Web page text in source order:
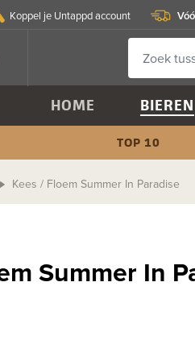
Koppel je Untappd account
HOME BIEREN
TOP 10
Kees / Floem Summer In Paradise
Summer In